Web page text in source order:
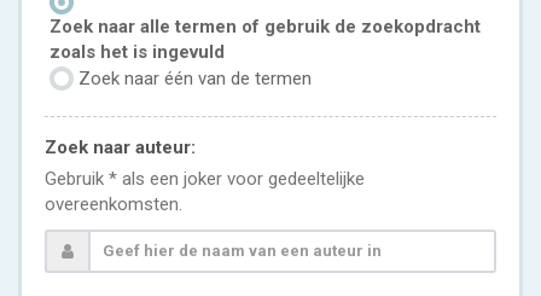
Zoek naar alle termen of gebruik de zoekopdracht
zoals het is ingevuld
Zoek naar één van de termen
Zoek naar auteur:
Gebruik * als een joker voor gedeeltelijke
overeenkomsten.